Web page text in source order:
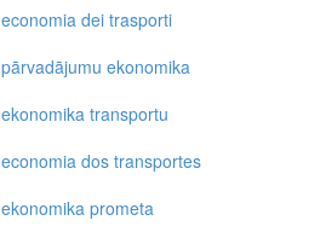
economia dei trasporti
pārvadājumu ekonomika
ekonomika transportu
economia dos transportes
ekonomika prometa